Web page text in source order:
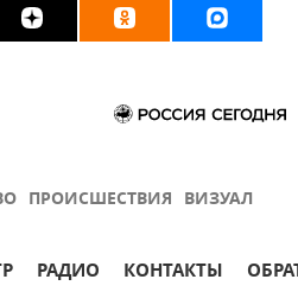
ПРОИСШЕСТВИЯ ВИЗУАЛ
РАДИО КОНТАКТЫ